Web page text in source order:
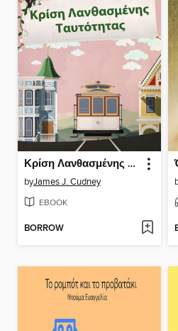
Κρίση Λανθασμένης Ταυτότητας
byJames J. Cudney
EBOOK
BORROW